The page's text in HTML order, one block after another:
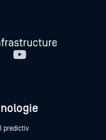
predictiv